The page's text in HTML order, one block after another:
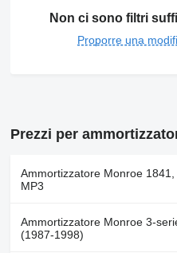
Non ci sono filtri
Proporre una
Prezzi per
Ammortizzatore Monroe
MP3
Ammortizzatore Monroe 3-
(1987-1998)